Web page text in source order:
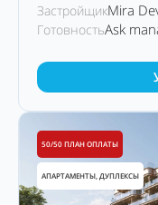
ЗастройщикMira
ГотовностьAsk
50/50 ПЛАН ОПЛАТЫ
АПАРТАМЕНТЫ, ДУПЛЕКСЫ